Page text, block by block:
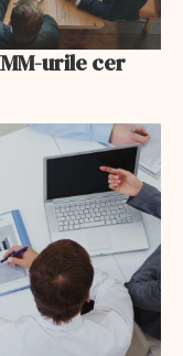
urile cer